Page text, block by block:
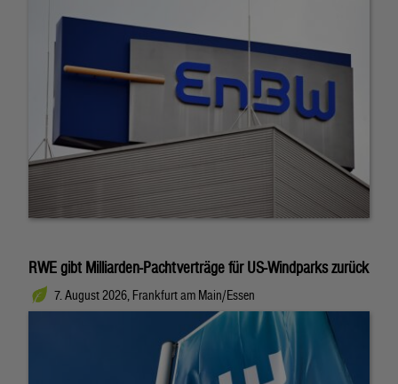
RWE gibt Milliarden-Pachtverträge für US-Windparks zurück
7. August 2026, Frankfurt am Main/Essen